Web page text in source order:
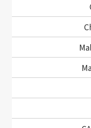
取り組み
知的財産の保護に
職務発明に対する
発明等の成果につ
な時期の権利取得